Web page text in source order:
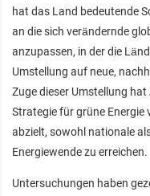
hat das Land bedeutende
an die sich verändernde
anzupassen, in der die
Umstellung auf neue,
Zuge dieser Umstellung
Strategie für grüne Energie
abzielt, sowohl nationale
Energiewende zu erreichen.
Untersuchungen haben